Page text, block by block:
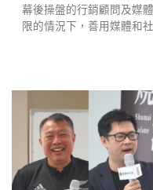
幕後操盤的行銷顧問及媒
限的情況下，善用媒體和